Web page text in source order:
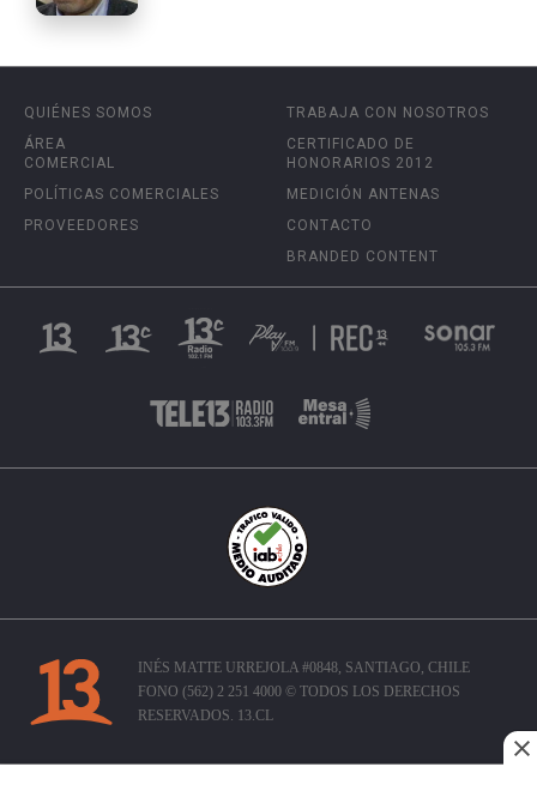
QUIÉNES SOMOS
ÁREA
COMERCIAL
POLÍTICAS COMERCIALES
PROVEEDORES
TRABAJA CON NOSOTROS
CERTIFICADO DE
HONORARIOS 2012
MEDICIÓN ANTENAS
CONTACTO
BRANDED CONTENT
INÉS MATTE URREJOLA #0848, SANTIAGO, CHILE
FONO (562) 2 251 4000 © TODOS LOS DERECHOS
RESERVADOS. 13.CL